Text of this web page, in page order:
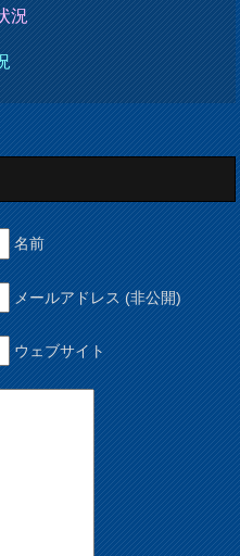
況
名前
メールアドレス (非公開)
ウェブサイト